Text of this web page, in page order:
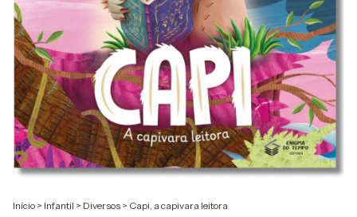
Início > Infantil > Diversos > Capi, a capivara leitora